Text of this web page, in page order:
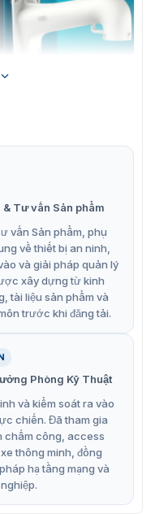
camera
hảo cho những ai
lượng cao, giá thành
cấp, đảm bảo an toàn
môi trường.
ngoài trời.
ổn định trong điều
nối linh hoạt, giúp
camera theo ý
Tư vấn Sản phẩm
vấn Sản phẩm, phụ
về thiết bị an ninh,
và giải pháp quản lý
xây dựng từ kinh
tài liệu sản phẩm và
trước khi đăng tải.
Phòng Kỹ Thuật
và kiểm soát ra vào
chiến. Đã tham gia
chấm công, access
thông minh, đồng
hạ tầng mạng và